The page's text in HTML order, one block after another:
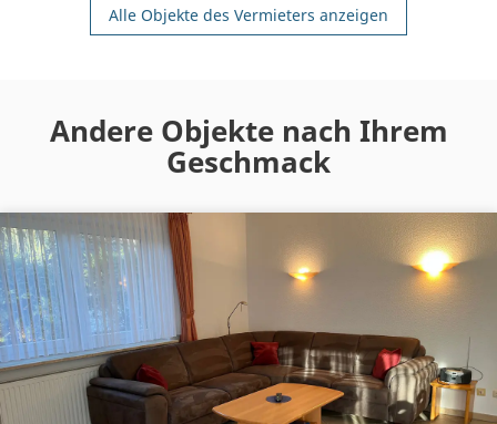
Alle Objekte des Vermieters anzeigen
Andere Objekte nach Ihrem
Geschmack